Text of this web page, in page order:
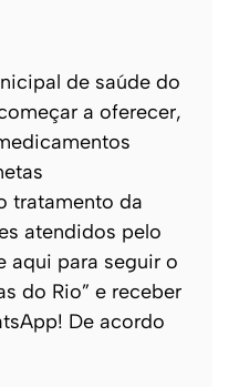
de saúde do
a oferecer,
tratamento da
atendidos pelo
aqui para seguir o
do Rio” e receber
De acordo